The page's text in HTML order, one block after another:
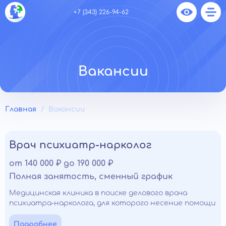
+7 (343) 226-94-62
Вакансии
Главная Вакансии
Врач психиатр-нарколог
от 140 000 ₽ до 190 000 ₽
Полная занятость, сменный график
Медицинская клиника в поиске делового врача
психиатра-нарколога, для которого несение помощи
- это призвание. Если вы имеете отличные
профессиональные навыки в своей области и
Подробнее